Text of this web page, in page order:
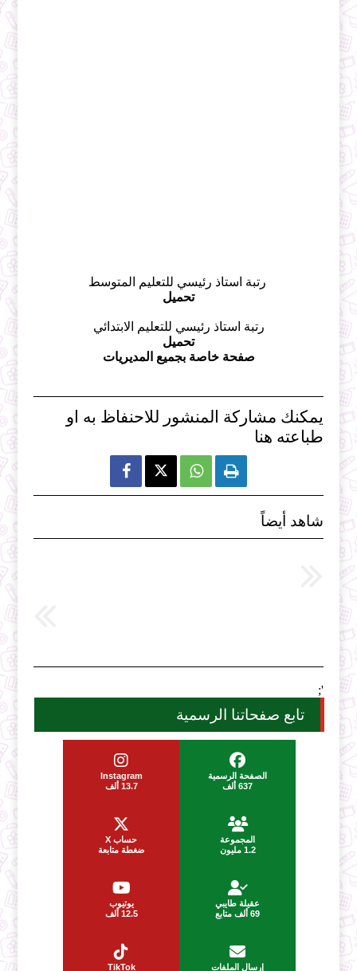
تحميل
رتبة استاذ رئيسي للتعليم الابتدائي
تحميل
صفحة خاصة بجميع المديريات
يمكنك مشاركة المنشور للاحنفاظ به او
طباعته هنا
  
شاهد أيضاً
';
تابع صفحاتنا الرسمية
الصفحة الرسمية
637 ألف
Instagram
13.7 ألف
المجموعة
1.2 مليون
حساب X
ضغطة متابعة
عقيلة طايبي
69 ألف متابع
يوتيوب
12.5 ألف
إرسال الملفات TikTok